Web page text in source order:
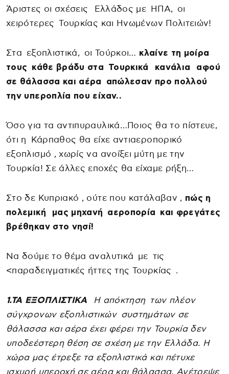
Άριστες οι σχέσεις Ελλάδος με ΗΠΑ, οι
χειρότερες Τουρκίας και Ηνωμένων Πολιτειών!
Στα εξοπλιστικά, οι Τούρκοι… κλαίνε τη μοίρα
τους κάθε βράδυ στα Τουρκικά κανάλια αφού
σε θάλασσα και αέρα απώλεσαν προ πολλού
την υπεροπλία που είχαν..
Όσο για τα αντιπυραυλικά…Ποιος θα το πίστευε,
ότι η Κάρπαθος θα είχε αντιαεροπορικό
εξοπλισμό , χωρίς να ανοίξει μύτη με την
Τουρκία! Σε άλλες εποχές θα είχαμε ρήξη…
Στο δε Κυπριακό , ούτε που κατάλαβαν , πώς η
πολεμική μας μηχανή αεροπορία και φρεγάτες
βρέθηκαν στο νησί!
Να δούμε το θέμα αναλυτικά με τις
<παραδειγματικές ήττες της Τουρκίας .
1.ΤΑ ΕΞΟΠΛΙΣΤΙΚΑ
Η απόκτηση των πλέον
σύγχρονων εξοπλιστικών συστημάτων σε
θάλασσα και αέρα έχει φέρει την Τουρκία δεν
υποδεέστερη θέση σε σχέση με την Ελλάδα. Η
χώρα μας έτρεξε τα εξοπλιστικά και πέτυχε
ισχυρή υπεροχή σε αέρα και θάλασσα. Ανέτρεψε